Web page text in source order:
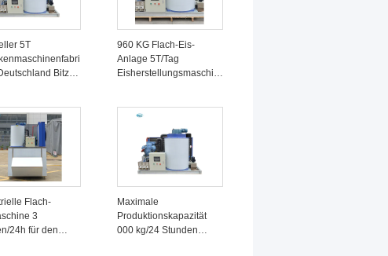
5T
Bitzer
960 KG Flach-Eis-
Anlage 5T/Tag
Eisherstellungsmaschin
Lagerung von Eis
Kapazität von 5000kg
Flach-
3
24h für den
Maximale
Produktionskapazität
000 kg/24 Stunden